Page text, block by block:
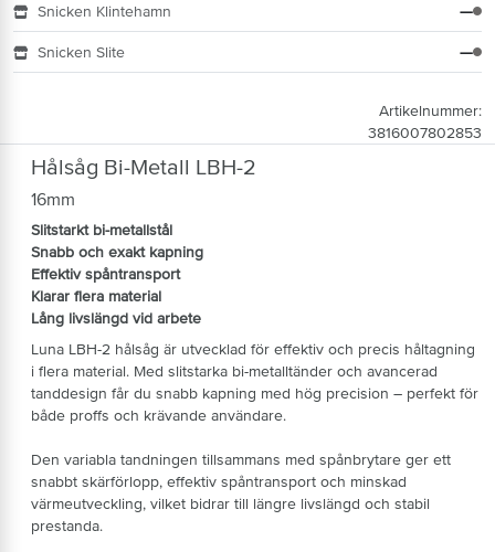
Hålsåg Bi-Metall LBH-2
16mm
Slitstarkt bi-metallstål
Snabb och exakt kapning
Effektiv spåntransport
Klarar flera material
Lång livslängd vid arbete
Luna LBH-2 hålsåg är utvecklad för effektiv och precis håltagning
i flera material. Med slitstarka bi-metalltänder och avancerad
tanddesign får du snabb kapning med hög precision – perfekt för
både proffs och krävande användare.
Den variabla tandningen tillsammans med spånbrytare ger ett
snabbt skärförlopp, effektiv spåntransport och minskad
värmeutveckling, vilket bidrar till längre livslängd och stabil
prestanda.
Snicken Klintehamn —
Snicken Slite —
Artikelnummer:
3816007802853